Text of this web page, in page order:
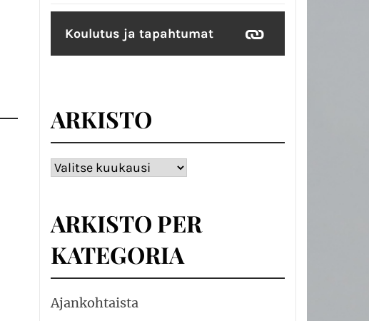
Koulutus ja tapahtumat
ARKISTO
Arkisto
ARKISTO PER
KATEGORIA
Ajankohtaista